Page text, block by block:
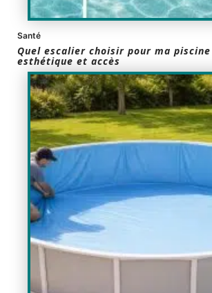
Santé
Quel escalier choisir pour ma
esthétique et accès